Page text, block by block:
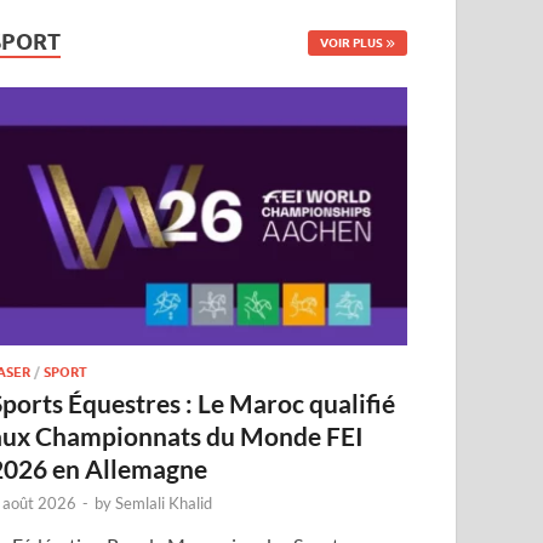
VOIR PLUS
/SPORT
Équestres : Le Maroc qualifié
Championnats du Monde FEI
en Allemagne
2026 - bySemlali Khalid